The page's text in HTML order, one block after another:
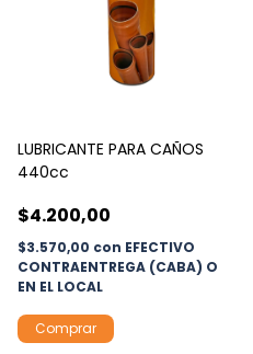
LUBRICANTE PARA CAÑOS
440cc
$4.200,00
$3.570,00 con EFECTIVO
CONTRAENTREGA (CABA) O
EN EL LOCAL